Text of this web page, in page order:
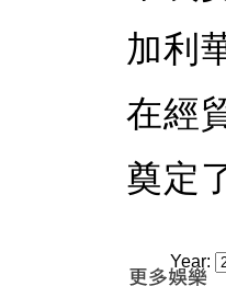
加利
在經
奠定
Year: